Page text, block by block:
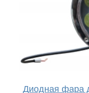
Диодная фара